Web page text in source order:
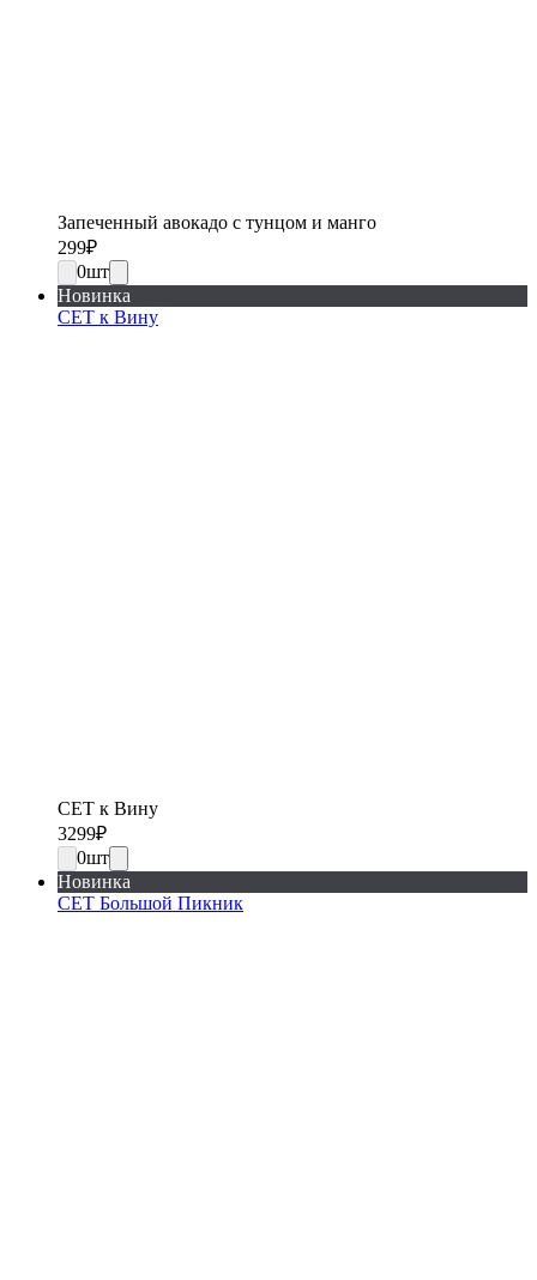
Запеченный авокадо с тунцом и манго
299₽
0шт
Новинка
СЕТ к Вину
СЕТ к Вину
3299₽
0шт
Новинка
СЕТ Большой Пикник